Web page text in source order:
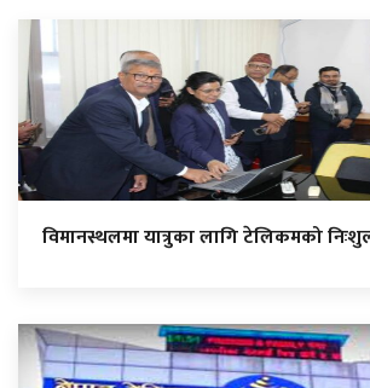
विमानस्थलमा यात्रुका लागि टेलिकमको